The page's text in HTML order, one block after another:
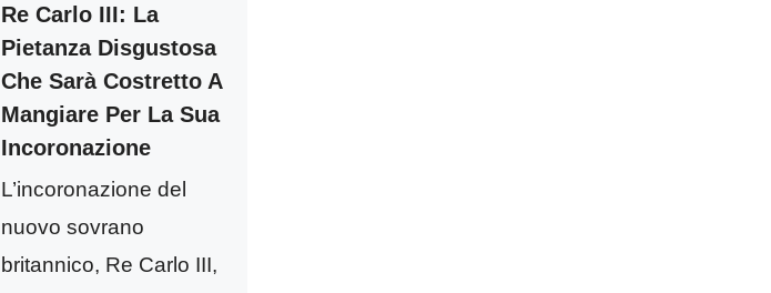
Re Carlo III: La
Pietanza Disgustosa
Che Sarà Costretto A
Mangiare Per La Sua
Incoronazione
L’incoronazione del
nuovo sovrano
britannico, Re Carlo III,